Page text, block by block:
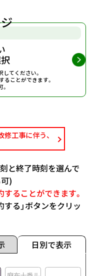
してください。
ることができます。
工事に伴う、
と終了時刻を選んで
)
ることができます。
る」ボタンをクリッ
日別で表示